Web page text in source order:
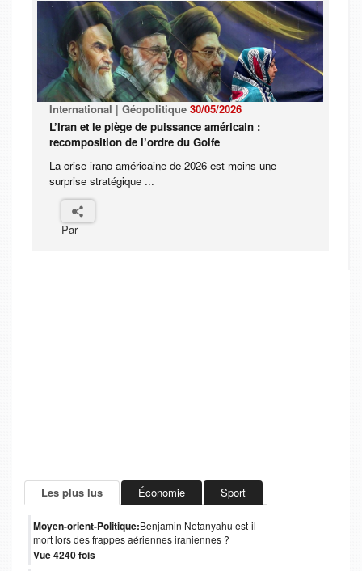
International | Géopolitique 30/05/2026
L’Iran et le piège de puissance américain :
recomposition de l’ordre du Golfe
La crise irano-américaine de 2026 est moins une
surprise stratégique ...
Par
Les plus lus Économie Sport
Moyen-orient-Politique:Benjamin Netanyahu est-il
mort lors des frappes aériennes iraniennes ?
Vue 4240 fois